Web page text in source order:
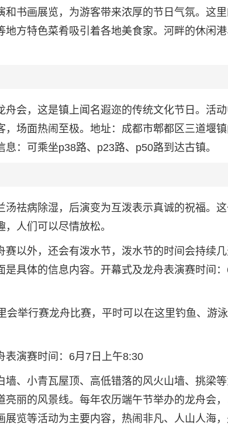
书画展览，为游客带来浓厚的节日气氛。这
地方特色菜肴吸引着各地美食家。河畔的休闲
会，这是镇上闻名遐迩的传统文化节日。活
场面热闹至极。地址：成都市郫都区三道堰
：可乘坐p38路、p23路、p50路到达古镇。
祛病除湿，后演变为互泼表示真诚的祝福。
人们可以尽情放松。
以外，还会有泼水节，泼水节的时间会持续
是具体的信息内容。开幕式及龙舟表演赛时间
举行赛龙舟比赛，平时可以在这里钓鱼、游
表演赛时间：6月7日上午8:30
、小青瓦屋顶、高低错落的风火山墙、挑梁
丽的风景线。每年农历端午节举办的龙舟会
览等活动为主要内容，热闹非凡、人山人海